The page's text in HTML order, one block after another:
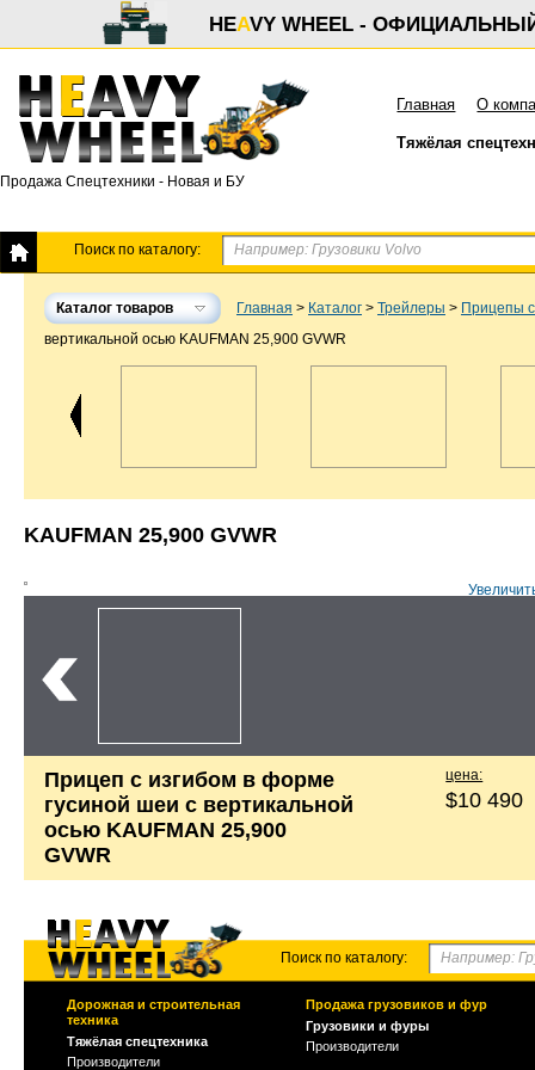
HEAVY WHEEL -
Продажа Спецтехники - Новая и БУ
Главная О
Тяжёлая
Поиск по каталогу:
Каталог товаров Главная > Каталог > Трейлеры > Прицепы
вертикальной осью KAUFMAN 25,900 GVWR
KAUFMAN 25,900 GVWR
Прицеп с изгибом в форме
гусиной шеи с вертикальной
осью KAUFMAN 25,900
GVWR
цена:
$10 490
Поиск по каталогу:
Дорожная и строительная
техника
Тяжёлая спецтехника
Производители
Продажа грузовиков и фур
Грузовики и фуры
Производители